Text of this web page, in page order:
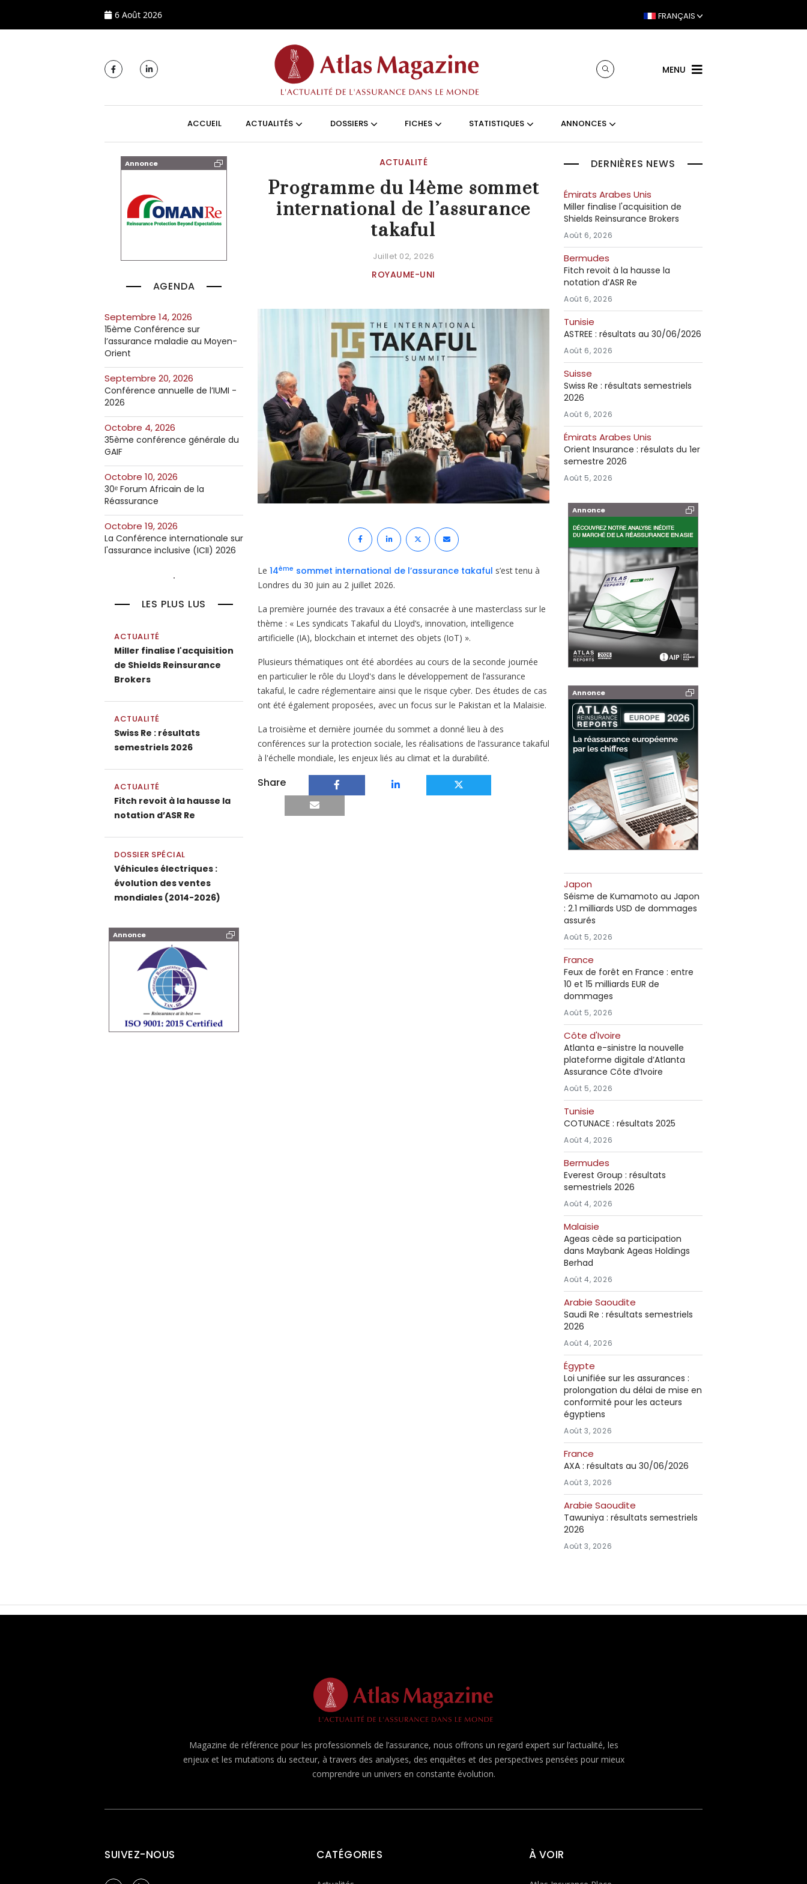
6 Août 2026 FRANÇAIS
MENU
ACCUEIL ACTUALITÉS DOSSIERS FICHES STATISTIQUES ANNONCES
Annonce
AGENDA
septembre 14, 2026
15ème Conférence sur
l’assurance maladie au Moyen-
Orient
septembre 20, 2026
Conférence annuelle de l’IUMI -
2026
octobre 4, 2026
35ème conférence générale du
GAIF
octobre 10, 2026
30ᵉ Forum Africain de la
Réassurance
octobre 19, 2026
La Conférence internationale sur
l'assurance inclusive (ICII) 2026
LES PLUS LUS
ACTUALITÉ
Miller finalise l'acquisition
de Shields Reinsurance
Brokers
ACTUALITÉ
Swiss Re : résultats
semestriels 2026
ACTUALITÉ
Fitch revoit à la hausse la
notation d’ASR Re
DOSSIER SPÉCIAL
Véhicules électriques :
évolution des ventes
mondiales (2014-2026)
Annonce
ACTUALITÉ
Programme du 14ème sommet
international de l’assurance
takaful
Juillet 02, 2026
ROYAUME-UNI
Le 14ème sommet international de l’assurance takaful s’est tenu à
Londres du 30 juin au 2 juillet 2026.
La première journée des travaux a été consacrée à une masterclass sur le
thème : « Les syndicats Takaful du Lloyd’s, innovation, intelligence
artificielle (IA), blockchain et internet des objets (IoT) ».
Plusieurs thématiques ont été abordées au cours de la seconde journée
en particulier le rôle du Lloyd's dans le développement de l’assurance
takaful, le cadre réglementaire ainsi que le risque cyber. Des études de cas
ont été également proposées, avec un focus sur le Pakistan et la Malaisie.
La troisième et dernière journée du sommet a donné lieu à des
conférences sur la protection sociale, les réalisations de l’assurance takaful
à l'échelle mondiale, les enjeux liés au climat et la durabilité.
Share
DERNIÈRES NEWS
Émirats Arabes Unis
Miller finalise l'acquisition de
Shields Reinsurance Brokers
Août 6, 2026
Bermudes
Fitch revoit à la hausse la
notation d’ASR Re
Août 6, 2026
Tunisie
ASTREE : résultats au 30/06/2026
Août 6, 2026
Suisse
Swiss Re : résultats semestriels
2026
Août 6, 2026
Émirats Arabes Unis
Orient Insurance : résulats du 1er
semestre 2026
Août 5, 2026
Annonce
Annonce
Japon
Séisme de Kumamoto au Japon
: 2.1 milliards USD de dommages
assurés
Août 5, 2026
France
Feux de forêt en France : entre
10 et 15 milliards EUR de
dommages
Août 5, 2026
Côte d'Ivoire
Atlanta e-sinistre la nouvelle
plateforme digitale d’Atlanta
Assurance Côte d’Ivoire
Août 5, 2026
Tunisie
COTUNACE : résultats 2025
Août 4, 2026
Bermudes
Everest Group : résultats
semestriels 2026
Août 4, 2026
Malaisie
Ageas cède sa participation
dans Maybank Ageas Holdings
Berhad
Août 4, 2026
Arabie Saoudite
Saudi Re : résultats semestriels
2026
Août 4, 2026
Égypte
Loi unifiée sur les assurances :
prolongation du délai de mise en
conformité pour les acteurs
égyptiens
Août 3, 2026
France
AXA : résultats au 30/06/2026
Août 3, 2026
Arabie Saoudite
Tawuniya : résultats semestriels
2026
Août 3, 2026
Magazine de référence pour les professionnels de l’assurance, nous offrons un regard expert sur l’actualité, les
enjeux et les mutations du secteur, à travers des analyses, des enquêtes et des perspectives pensées pour mieux
comprendre un univers en constante évolution.
SUIVEZ-NOUS CATÉGORIES À VOIR